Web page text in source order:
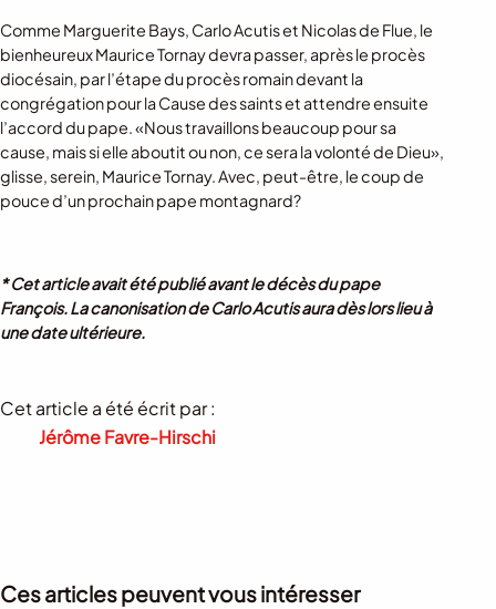
Comme Marguerite Bays, Carlo Acutis et Nicolas de Flue, le
bienheureux Maurice Tornay devra passer, après le procès
diocésain, par l’étape du procès romain devant la
congrégation pour la Cause des saints et attendre ensuite
l’accord du pape. «Nous travaillons beaucoup pour sa
cause, mais si elle aboutit ou non, ce sera la volonté de Dieu»,
glisse, serein, Maurice Tornay. Avec, peut-être, le coup de
pouce d’un prochain pape montagnard?
* Cet article avait été publié avant le décès du pape
François. La canonisation de Carlo Acutis aura dès lors lieu à
une date ultérieure.
Cet article a été écrit par :
Jérôme Favre-Hirschi
Ces articles peuvent vous intéresser